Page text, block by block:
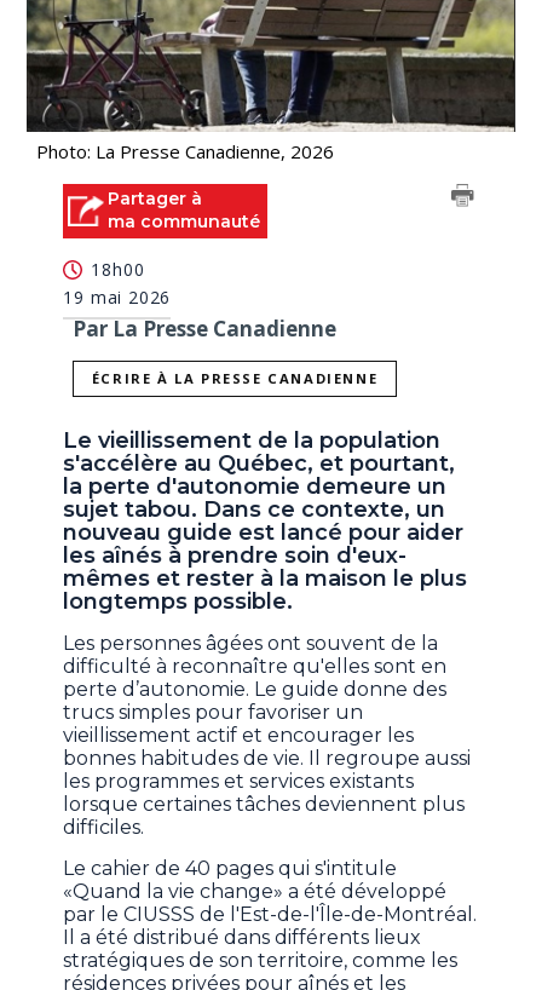
Photo: La Presse Canadienne, 2026
Partager à
ma communauté
18h00
19 mai 2026
Par La Presse Canadienne
ÉCRIRE À LA PRESSE CANADIENNE
Le vieillissement de la population
s'accélère au Québec, et pourtant,
la perte d'autonomie demeure un
sujet tabou. Dans ce contexte, un
nouveau guide est lancé pour aider
les aînés à prendre soin d'eux-
mêmes et rester à la maison le plus
longtemps possible.
Les personnes âgées ont souvent de la
difficulté à reconnaître qu'elles sont en
perte d’autonomie. Le guide donne des
trucs simples pour favoriser un
vieillissement actif et encourager les
bonnes habitudes de vie. Il regroupe aussi
les programmes et services existants
lorsque certaines tâches deviennent plus
difficiles.
Le cahier de 40 pages qui s'intitule
«Quand la vie change» a été développé
par le CIUSSS de l'Est-de-l'Île-de-Montréal.
Il a été distribué dans différents lieux
stratégiques de son territoire, comme les
résidences privées pour aînés et les